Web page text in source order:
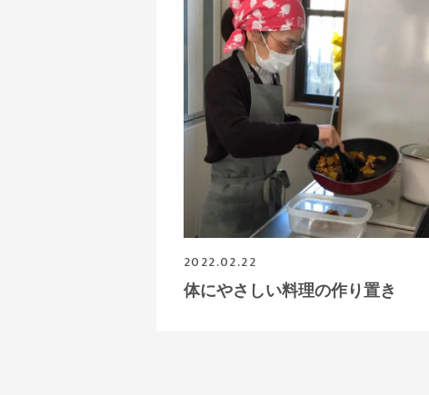
2022.02.22
体にやさしい料理の作り置き